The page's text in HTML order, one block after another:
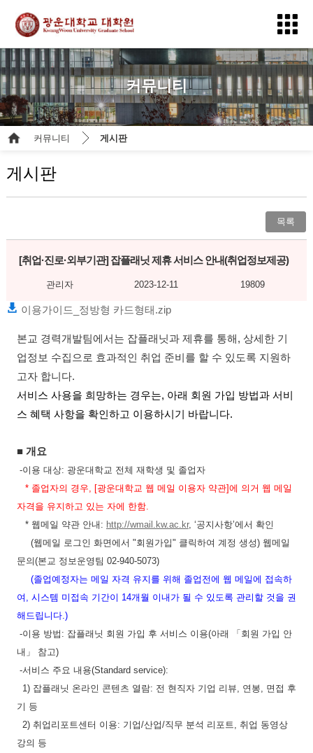
커뮤니티
커뮤니티 게시판
게시판
목록
[취업·진로·외부기관]잡플래닛 제휴 서비스 안내(취업정보제공)
관리자 2023-12-11 19809
이용가이드_정방형 카드형태.zip
본교 경력개발팀에서는 잡플래닛과 제휴를 통해 , 상세한 기
업정보 수집으로 효과적인 취업 준비를 할 수 있도록 지원하
고자 합니다.
서비스 사용을 희망하는 경우는, 아래 회원 가입 방법과 서비
스 혜택 사항을 확인하고 이용하시기 바랍니다.
■ 개요
-이용 대상: 광운대학교 전체 재학생 및 졸업자
* 졸업자의 경우, [광운대학교 웹 메일 이용자 약관]에 의거 웹 메일
자격을 유지하고 있는 자에 한함.
* 웹메일 약관 안내 : http://wmail.kw.ac.kr, ‘공지사항’에서 확인
(웹메일 로그인 화면에서 "회원가입" 클릭하여 계정 생성) 웹메일
문의(본교 정보운영팀 02-940-5073)
(졸업예정자는 메일 자격 유지를 위해 졸업전에 웹 메일에 접속하
여 , 시스템 미접속 기간이 14개월 이내가 될 수 있도록 관리할 것을 권
해드립니다.)
-이용 방법 : 잡플래닛 회원 가입 후 서비스 이 용(아래 「 회원 가입 안
내 」 참고)
-서비스 주요 내용(Standard service):
1) 잡플래닛 온라인 콘텐츠 열람: 전 현직자 기업 리뷰, 연봉, 면접 후
기 등
2) 취업리포트센터 이용: 기업/산업/직무 분석 리포트, 취업 동영상
강의 등